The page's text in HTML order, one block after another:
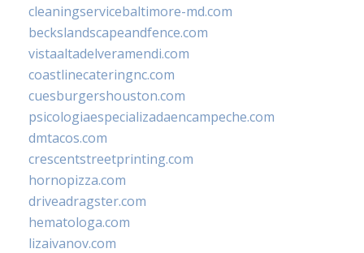
cleaningservicebaltimore-md.com
beckslandscapeandfence.com
vistaaltadelveramendi.com
coastlinecateringnc.com
cuesburgershouston.com
psicologiaespecializadaencampeche.com
dmtacos.com
crescentstreetprinting.com
hornopizza.com
driveadragster.com
hematologa.com
lizaivanov.com